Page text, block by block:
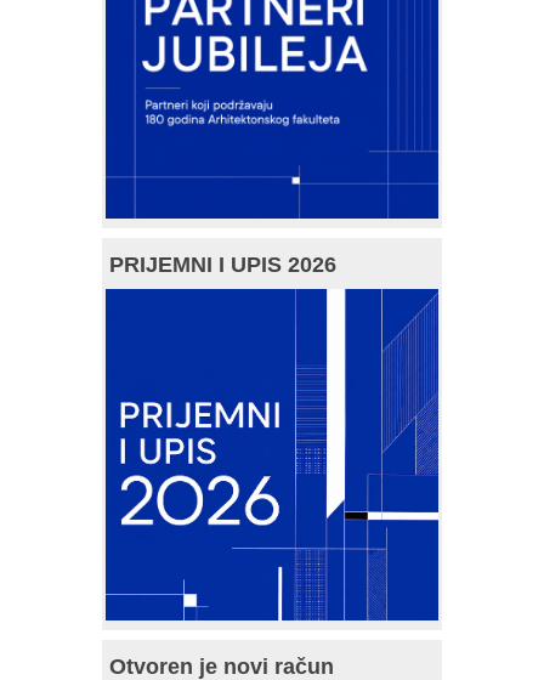
PRIJEMNI I UPIS 2026
Otvoren je novi račun